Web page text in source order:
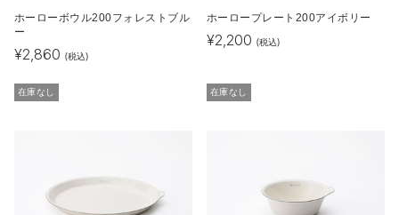
ホーローボウル200フォレストブル
ー
¥2,860 (税込)
ホーロープレート200アイボリー
¥2,200 (税込)
在庫なし 在庫なし